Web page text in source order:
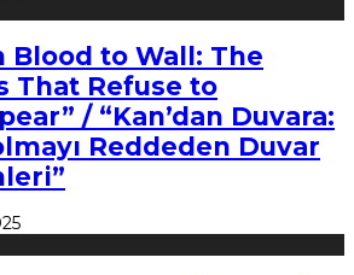
Blood to Wall: The
That Refuse to
/ “Kan’dan Duvara:
Reddeden Duvar